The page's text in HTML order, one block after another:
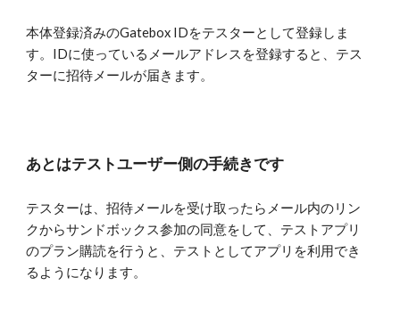
本体登録済みのGatebox IDをテスターとして登録しま
す。IDに使っているメールアドレスを登録すると、テス
ターに招待メールが届きます。
あとはテストユーザー側の手続きです
テスターは、招待メールを受け取ったらメール内のリン
クからサンドボックス参加の同意をして、テストアプリ
のプラン購読を行うと、テストとしてアプリを利用でき
るようになります。